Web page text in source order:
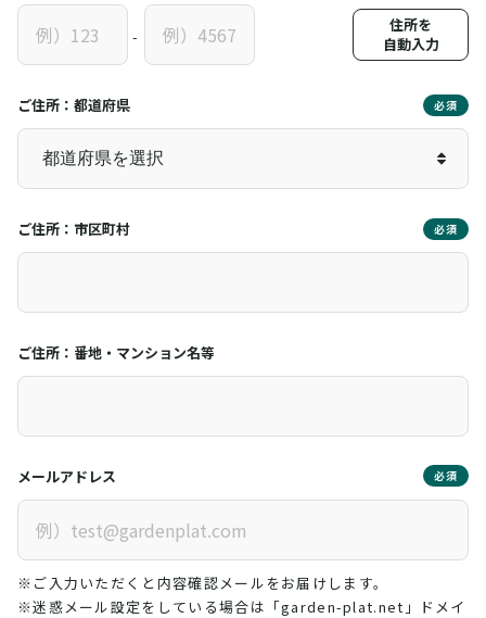
-
住所を
自動入力
ご住所：都道府県 必須
ご住所：市区町村 必須
ご住所：番地・マンション名等
メールアドレス 必須
※ご入力いただくと内容確認メールをお届けします。
※迷惑メール設定をしている場合は「garden-plat.net」ドメイ